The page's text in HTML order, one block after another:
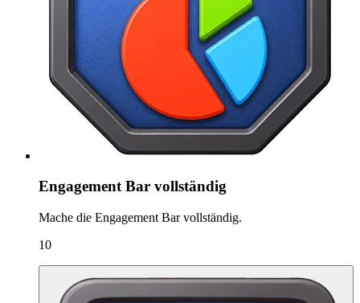
Engagement Bar vollständig
Mache die Engagement Bar vollständig.
10